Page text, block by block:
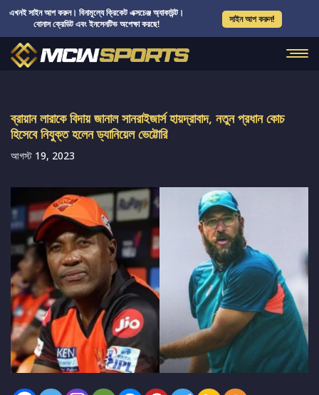
এখনই সাইন আপ করুন। বিনামূল্যে ক্রিকেট এক্সচেঞ্জ অ্যাকাউন্ট।
বোনাস ক্রেডিট এবং ইনসেনটিভ অপেক্ষা করছে!
সাইন আপ করুন!
ব্রায়ান লারাকে বিদায় জানাল সানরাইজার্স হায়দ্রাবাদ, নতুন প্রধান কোচ
হিসেবে নিযুক্ত হলেন ড্যানিয়েল ভেট্টোরি
আগস্ট 19, 2023